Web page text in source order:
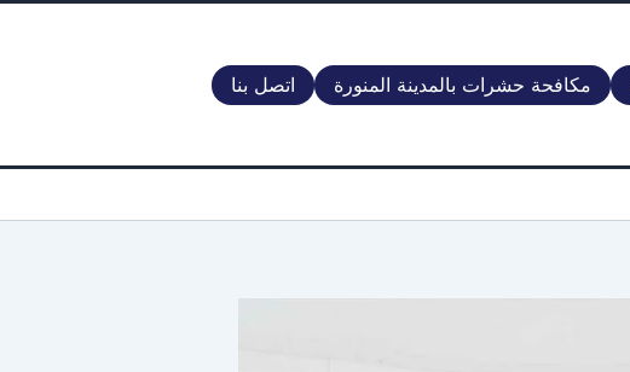
مكافحة حشرات بالمدينة المنورة اتصل بنا